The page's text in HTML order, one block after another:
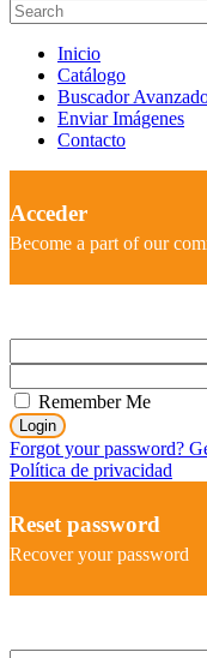
Inicio
Catálogo
Buscador
Enviar Imágenes
Contacto
Acceder
Become a part of our
Remember Me
Login
Forgot your password?
Política de privacidad
Reset password
Recover your password